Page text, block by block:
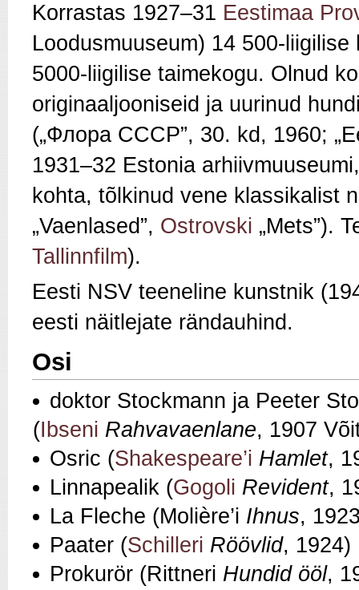
Korrastas 1927–31 Eestimaa
Loodusmuuseum) 14 500-
5000-liigilise taimekogu. Olnud
originaaljooniseid ja uurinud
(„Флора СССР”, 30. kd, 1960;
1931–32 Estonia
kohta, tõlkinud vene klassikalist
„Vaenlased”, Ostrovski „Mets”).
Tallinnfilm).
Eesti NSV teeneline kunstnik
eesti näitlejate rändauhind.
Osi
doktor Stockmann ja Peeter
(Ibseni Rahvavaenlane, 1907
Osric (Shakespeare’i Hamlet,
Linnapealik (Gogoli Revident,
La Fleche (Molière’i Ihnus,
Paater (Schilleri Röövlid, 1924)
Prokurör (Rittneri Hundid ööl,